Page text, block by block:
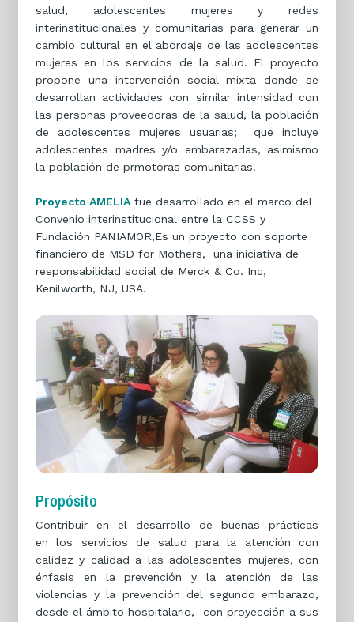
salud, adolescentes mujeres y redes
interinstitucionales y comunitarias para generar un
cambio cultural en el abordaje de las adolescentes
mujeres en los servicios de la salud. El proyecto
propone una intervención social mixta donde se
desarrollan actividades con similar intensidad con
las personas proveedoras de la salud, la población
de adolescentes mujeres usuarias; que incluye
adolescentes madres y/o embarazadas, asimismo
la población de prmotoras comunitarias.
Proyecto AMELIA fue desarrollado en el marco del
Convenio interinstitucional entre la CCSS y
Fundación PANIAMOR,Es un proyecto con soporte
financiero de MSD for Mothers, una iniciativa de
responsabilidad social de Merck & Co. Inc,
Kenilworth, NJ, USA.
Propósito
Contribuir en el desarrollo de buenas prácticas
en los servicios de salud para la atención con
calidez y calidad a las adolescentes mujeres, con
énfasis en la prevención y la atención de las
violencias y la prevención del segundo embarazo,
desde el ámbito hospitalario, con proyección a sus